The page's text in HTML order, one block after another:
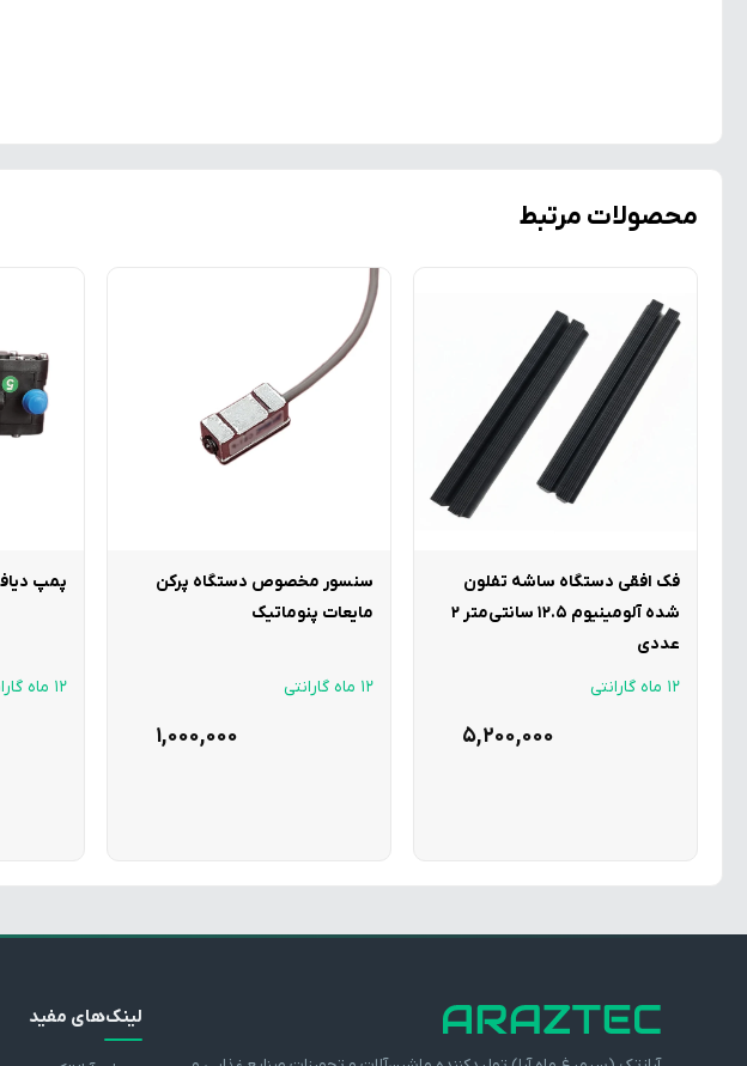
محصولات مرتبط
فک افقی دستگاه ساشه تفلون
شده آلومینیوم 12.5 سانتی‌متر 2
عددی
12 ماه گارانتی
5,200,000
سنسور مخصوص دستگاه پرکن
مایعات پنوماتیک
12 ماه گارانتی
1,000,000
پمپ
12 ماه گارانتی
لینک‌های مفید